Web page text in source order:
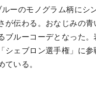
ーのモノグラム柄にシ
が伝わる。おなじみの
ブルーコーデとなった
シェブロン選手権」に
ている。